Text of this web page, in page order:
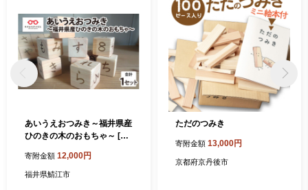
ていて甘みがあるのが特徴です。近畿有数の収穫量を誇ります。
＜八尾若ごぼう＞ 全国でもトップクラスの出荷量で、食物繊維や
鉄分、カルシウム、ルチンを多く含み、健康食材としても注目を
浴びています。「葉ごぼう」とも呼ばれ、葉・茎・根を丸ごと食
べることができます。しゃきしゃきとした歯ざわりとほのかな苦
味が食卓に春を運びます。
あいうえおつみき～福井県産
ひのきの木のおもちゃ～ [B-
寄附金額 12,000円
福井県鯖江市
ただのつみき
寄附金額 13,000円
京都府京丹後市